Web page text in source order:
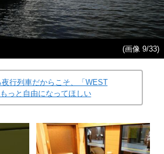
(画像 9/33)
行列車だからこそ、「WEST
っと自由になってほしい